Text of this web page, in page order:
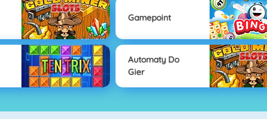
Gamepoint
Automaty Do
Gier